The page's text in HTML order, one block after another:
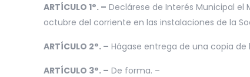
ARTÍCULO 1°. – Declárese de Interés Municipal el
octubre del corriente en las instalaciones de la
ARTÍCULO 2°. – Hágase entrega de una copia de
ARTÍCULO 3°. – De forma. –